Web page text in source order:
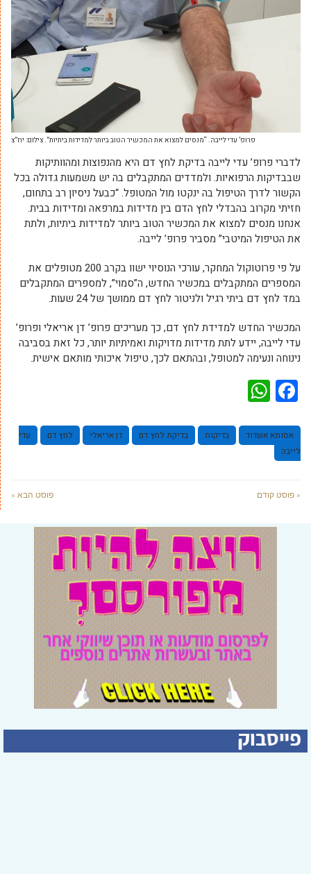
פרופ’ עדי לייבה. “מנסים למצוא את המכשיר הטוב ביותר למדידות ביתיות”. צילום: יח”צ
לדברי פרופ’ עדי לייבה בדיקת לחץ דם היא מהנפוצות ומהוותיקות
שבבדיקות הרפואיות. ולמדדים המתקבלים בה יש משמעות גדולה בכל
הקשור לדרך הטיפול בה ינקטו מול המטופל. “כבעל ניסיון רב בתחום,
חזיתי מקרוב בהבדלי לחץ הדם בין מדידות במרפאה ומדידות בבית.
אנחנו מנסים למצוא את המכשיר הטוב ביותר למדידות ביתיות, ולתת
את הטיפול המיטבי” מסביר פרופ’ לייבה.
על פי פרוטוקול המחקר, עורכי הנוסיוי ישוו בקרב 200 מטופלים את
המספרים המתקבלים במכשיר החדש, ה”סמוי”, למספרים המתקבלים
במד לחץ דם ביתי רגיל ולניטור לחץ דם ממושך של 24 שעות.
המכשיר החדש למדידת לחץ דם, כך מעריכים פרופ’ דן אריאלי ופרופ’
עדי לייבה, יידע לתת מדידות מדויקות ואמיתיות יותר, כל זאת בסביבה
נינוחה ונעימה למטופל, ובהתאם לכך, טיפול איכותי מותאם אישית.
Facebook
אסותא אשדוד בדיקות בדיקת לחץ דם דן אריאלי לחץ דם
עדי
לייבה
« פוסט קודם פוסט הבא »